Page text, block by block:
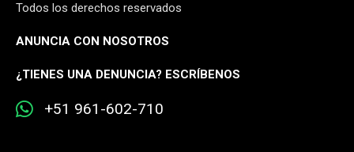
Todos los derechos reservados
ANUNCIA CON NOSOTROS
¿TIENES UNA DENUNCIA? ESCRÍBENOS
+51 961-602-710